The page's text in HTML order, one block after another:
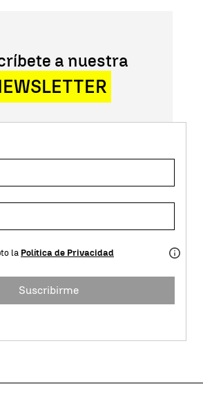
a nuestra
la Política de Privacidad
Suscribirme